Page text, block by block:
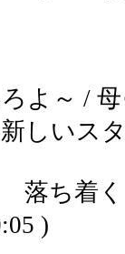
よ～ / 母
しいス
落ち着
)